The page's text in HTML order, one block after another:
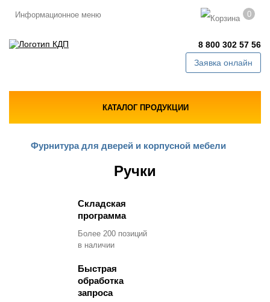
Информационное меню 0
8 800 302 57 56
Заявка онлайн
КАТАЛОГ ПРОДУКЦИИ
Фурнитура для дверей и корпусной мебели
Ручки
Складская
программа
Более 200 позиций
в наличии
Быстрая
обработка
запроса